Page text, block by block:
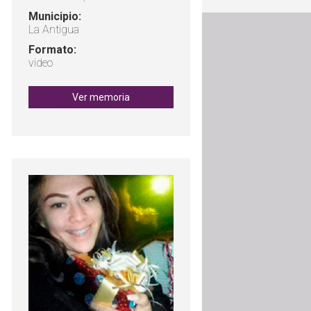
Municipio:
La Antigua
Formato:
video
Ver memoria